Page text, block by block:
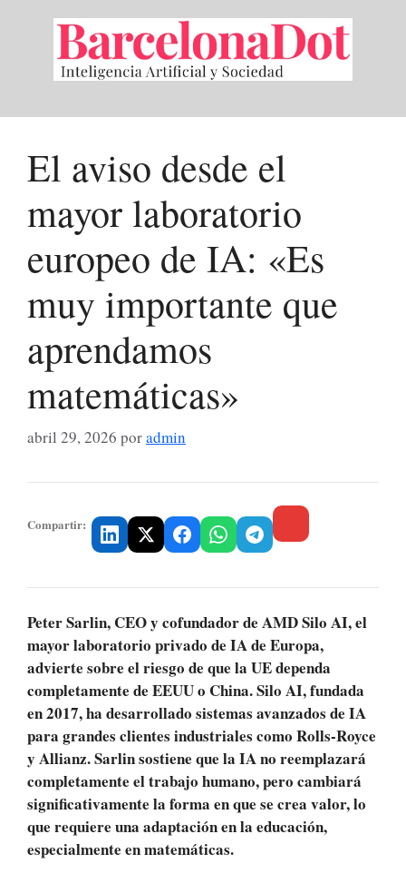
contenido
El aviso desde el
mayor laboratorio
europeo de IA: «Es
muy importante que
aprendamos
matemáticas»
abril 29, 2026 poradmin
Compartir:
Peter Sarlin, CEO y cofundador de AMD Silo AI, el
mayor laboratorio privado de IA de Europa,
advierte sobre el riesgo de que la UE dependa
completamente de EEUU o China. Silo AI, fundada
en 2017, ha desarrollado sistemas avanzados de IA
para grandes clientes industriales como Rolls-Royce
y Allianz. Sarlin sostiene que la IA no reemplazará
completamente el trabajo humano, pero cambiará
significativamente la forma en que se crea valor, lo
que requiere una adaptación en la educación,
especialmente en matemáticas.